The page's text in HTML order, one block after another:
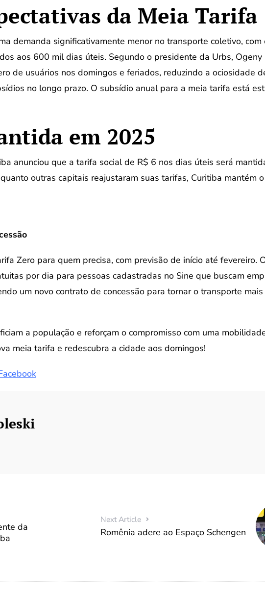
da Meia Tarifa
demanda significativamente menor no transporte coletivo, com
aos 600 mil dias úteis. Segundo o presidente da Urbs, Ogeny
de usuários nos domingos e feriados, reduzindo a ociosidade
no longo prazo. O subsídio anual para a meia tarifa está
em 2025
anunciou que a tarifa social de R$ 6 nos dias úteis será
outras capitais reajustaram suas tarifas, Curitiba mantém
Zero para quem precisa, com previsão de início até fevereiro.
por dia para pessoas cadastradas no Sine que buscam
um novo contrato de concessão para tornar o transporte mais
a população e reforçam o compromisso com uma
meia tarifa e redescubra a cidade aos domingos!
da
Next Article
Romênia adere ao Espaço Schengen